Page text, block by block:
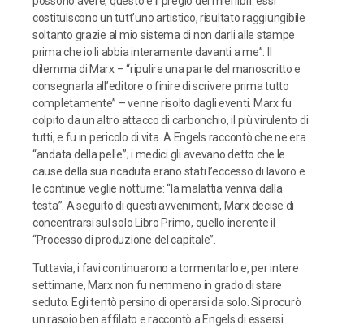
costituiscono un tutt’uno artistico, risultato raggiungibile
soltanto grazie al mio sistema di non darli alle stampe
prima che io li abbia interamente davanti a me”. Il
dilemma di Marx – “ripulire una parte del manoscritto e
consegnarla all’editore o finire di scrivere prima tutto
completamente” – venne risolto dagli eventi. Marx fu
colpito da un altro attacco di carbonchio, il più virulento di
tutti, e fu in pericolo di vita. A Engels raccontò che ne era
“andata della pelle”; i medici gli avevano detto che le
cause della sua ricaduta erano stati l’eccesso di lavoro e
le continue veglie notturne: “la malattia veniva dalla
testa”. A seguito di questi avvenimenti, Marx decise di
concentrarsi sul solo Libro Primo, quello inerente il
“Processo di produzione del capitale”.
Tuttavia, i favi continuarono a tormentarlo e, per intere
settimane, Marx non fu nemmeno in grado di stare
seduto. Egli tentò persino di operarsi da solo. Si procurò
un rasoio ben affilato e raccontò a Engels di essersi